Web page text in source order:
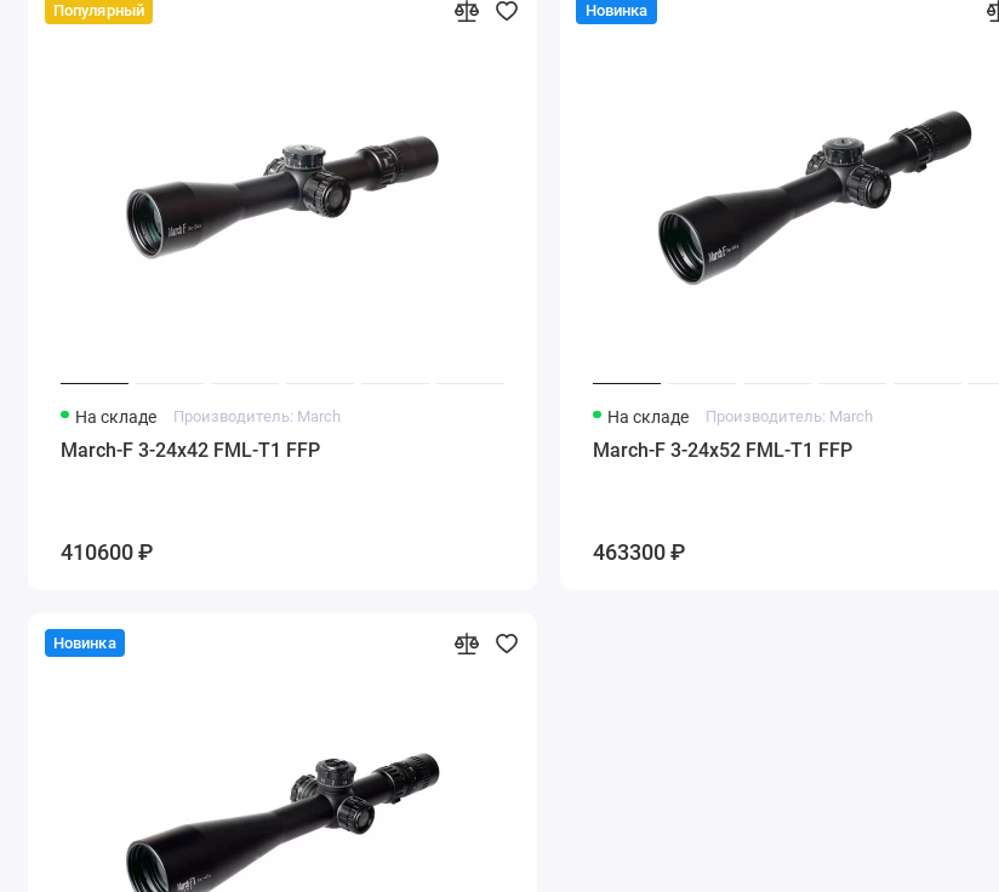
Популярный
На складе Производитель: March
March-F 3-24x42 FML-T1 FFP
410600 ₽
Новинка
На складе Производитель: March
March-F 3-24x52 FML-T1 FFP
463300 ₽
Новинка